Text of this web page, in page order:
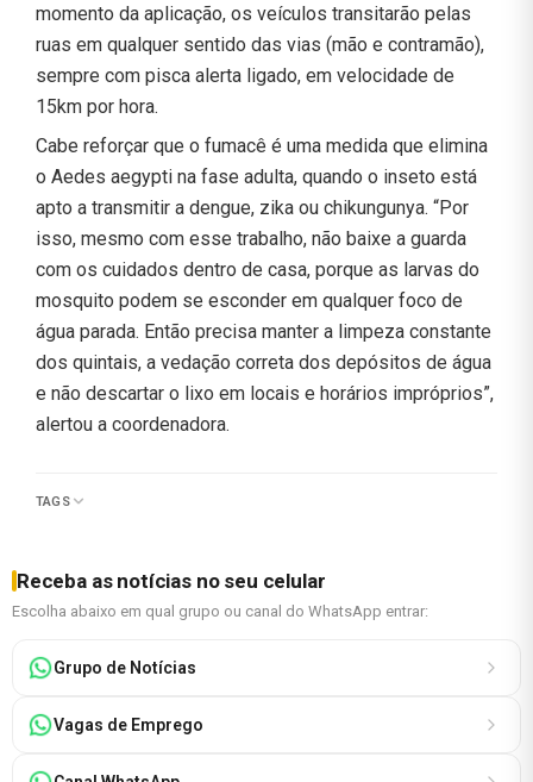
momento da aplicação, os veículos transitarão pelas
ruas em qualquer sentido das vias (mão e contramão),
sempre com pisca alerta ligado, em velocidade de
15km por hora.
Cabe reforçar que o fumacê é uma medida que elimina
o Aedes aegypti na fase adulta, quando o inseto está
apto a transmitir a dengue, zika ou chikungunya. “Por
isso, mesmo com esse trabalho, não baixe a guarda
com os cuidados dentro de casa, porque as larvas do
mosquito podem se esconder em qualquer foco de
água parada. Então precisa manter a limpeza constante
dos quintais, a vedação correta dos depósitos de água
e não descartar o lixo em locais e horários impróprios”,
alertou a coordenadora.
TAGS
Receba as notícias no seu celular
Escolha abaixo em qual grupo ou canal do WhatsApp entrar:
Grupo de Notícias
Vagas de Emprego